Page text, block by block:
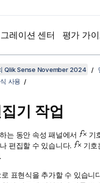
레이션 센터 평가 가이
Qlik Sense November 2024
사용
기 작업
는 동안 속성 패널에서
기
편집할 수 있습니다.
기호
표현식을 추가할 수 있습니